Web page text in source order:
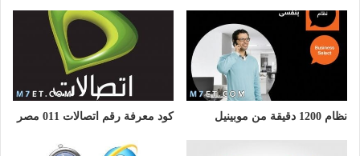
نظام 1200 دقيقة من موبينيل كود معرفة رقم اتصالات 011 مصر